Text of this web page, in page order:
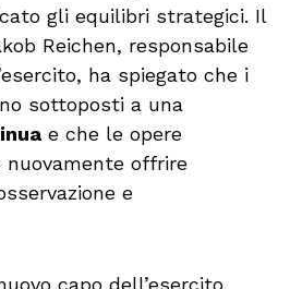
gli equilibri strategici. Il
Reichen, responsabile
ha spiegato che i
sottoposti a una
e che le opere
offrire
e